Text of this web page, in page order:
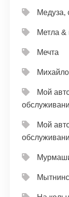
Медуза,
Метла &
Мечта
Мой
Мой